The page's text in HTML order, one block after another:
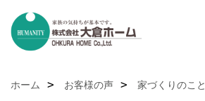
ホーム お客様の声 家づくりのこと